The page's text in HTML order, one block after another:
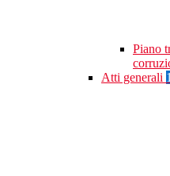
Piano
Atti generali